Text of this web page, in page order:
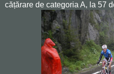
cățărare de categoria A, la 57